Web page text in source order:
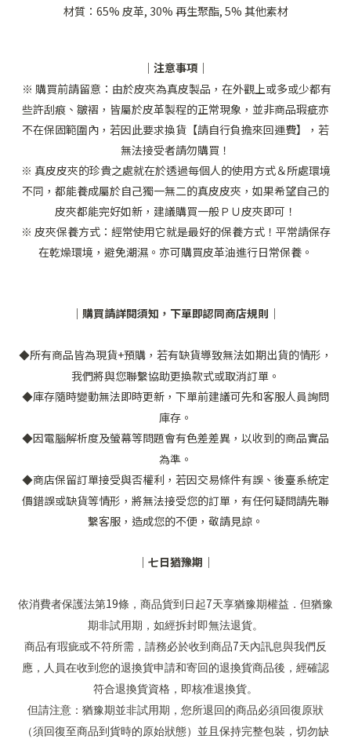
材質：65% 皮革, 30% 再生聚酯, 5% 其他素材
｜注意事項｜
※ 購買前請留意：由於皮夾為真皮製品，在外觀上或多或少都有
些許刮痕、皺褶，皆屬於皮革製程的正常現象，並非商品瑕疵亦
不在保固範圍內，若因此要求換貨【請自行負擔來回運費】，若
無法接受者請勿購買！
※ 真皮皮夾的珍貴之處就在於透過每個人的使用方式＆所處環境
不同，都能養成屬於自己獨一無二的真皮皮夾，如果希望自己的
皮夾都能完好如新，建議購買一般ＰＵ皮夾即可！
※ 皮夾保養方式：經常使用它就是最好的保養方式！平常請保存
在乾燥環境，避免潮濕。亦可購買皮革油進行日常保養。
｜購買請詳閱須知，下單即認同商店規則｜
◆所有商品皆為現貨+預購，若有缺貨導致無法如期出貨的情形，
我們將與您聯繫協助更換款式或取消訂單。
◆庫存隨時變動無法即時更新，下單前建議可先和客服人員詢問
庫存。
◆因電腦解析度及螢幕等問題會有色差差異，以收到的商品實品
為準。
◆商店保留訂單接受與否權利，若因交易條件有誤、後臺系統定
價錯誤或缺貨等情形，將無法接受您的訂單，有任何疑問請先聯
繫客服，造成您的不便，敬請見諒。
｜七日猶豫期｜
依消費者保護法第19條，商品貨到日起7天享猶豫期權益．但猶豫
期非試用期，如經拆封即無法退貨。
商品有瑕疵或不符所需，請務必於收到商品7天內訊息與我們反
應，人員在收到您的退換貨申請和寄回的退換貨商品後，經確認
符合退換貨資格，即核准退換貨。
但請注意：猶豫期並非試用期，您所退回的商品必須回復原狀
（須回復至商品到貨時的原始狀態）並且保持完整包裝，切勿缺